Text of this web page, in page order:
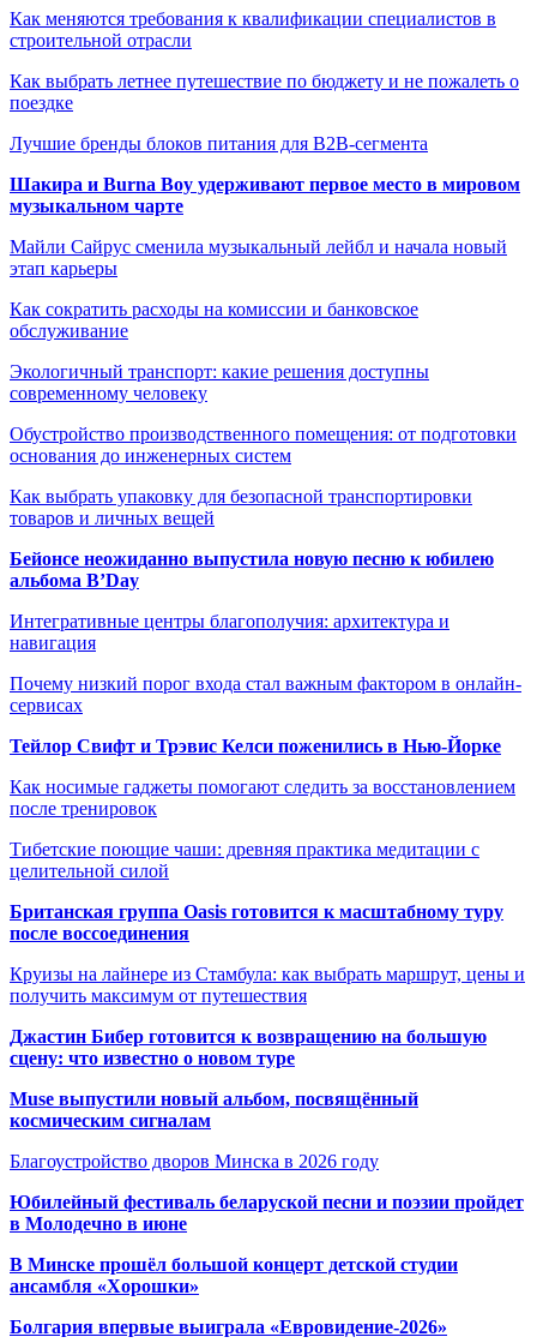
Как меняются требования к квалификации специалистов в
строительной отрасли
Как выбрать летнее путешествие по бюджету и не пожалеть о
поездке
Лучшие бренды блоков питания для B2B-сегмента
Шакира и Burna Boy удерживают первое место в мировом
музыкальном чарте
Майли Сайрус сменила музыкальный лейбл и начала новый
этап карьеры
Как сократить расходы на комиссии и банковское
обслуживание
Экологичный транспорт: какие решения доступны
современному человеку
Обустройство производственного помещения: от подготовки
основания до инженерных систем
Как выбрать упаковку для безопасной транспортировки
товаров и личных вещей
Бейонсе неожиданно выпустила новую песню к юбилею
альбома B’Day
Интегративные центры благополучия: архитектура и
навигация
Почему низкий порог входа стал важным фактором в онлайн-
сервисах
Тейлор Свифт и Трэвис Келси поженились в Нью-Йорке
Как носимые гаджеты помогают следить за восстановлением
после тренировок
Тибетские поющие чаши: древняя практика медитации с
целительной силой
Британская группа Oasis готовится к масштабному туру
после воссоединения
Круизы на лайнере из Стамбула: как выбрать маршрут, цены и
получить максимум от путешествия
Джастин Бибер готовится к возвращению на большую
сцену: что известно о новом туре
Muse выпустили новый альбом, посвящённый
космическим сигналам
Благоустройство дворов Минска в 2026 году
Юбилейный фестиваль беларуской песни и поэзии пройдет
в Молодечно в июне
В Минске прошёл большой концерт детской студии
ансамбля «Хорошки»
Болгария впервые выиграла «Евровидение-2026»